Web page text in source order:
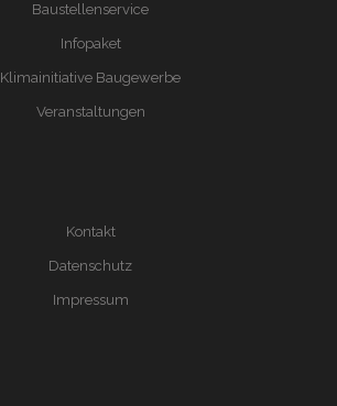
Baustellenservice
Infopaket
Klimainitiative Baugewerbe
Veranstaltungen
Kontakt
Datenschutz
Impressum